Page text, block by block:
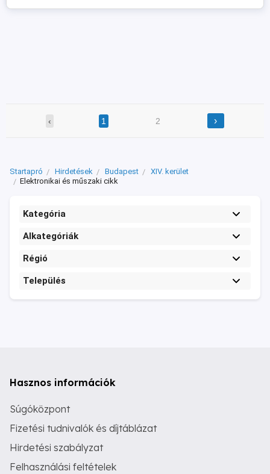
‹ 1 2 ›
Startapró Hirdetések Budapest
XIV. kerület
Elektronikai és műszaki cikk
Kategória
Alkategóriák
Régió
Település
Hasznos információk
Súgóközpont
Fizetési tudnivalók és díjtáblázat
Hirdetési szabályzat
Felhasználási feltételek